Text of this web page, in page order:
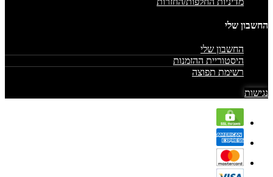
החשבון שלי
החשבון שלי
היסטוריית ההזמנות
רשימת תפוצה
נגישות